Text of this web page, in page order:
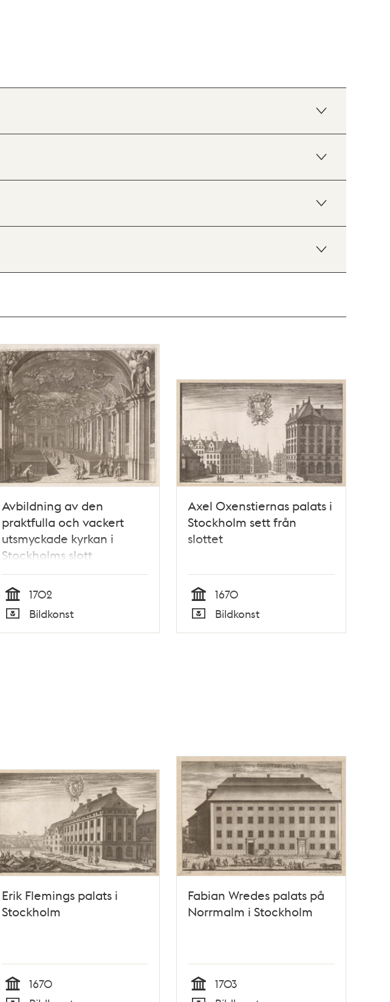
Avbildning av den
praktfulla och vackert
utsmyckade kyrkan i
Stockholms slott
Tid
1702
Typ
Bildkonst
Axel Oxenstiernas palats i
Stockholm sett från
slottet
Tid
1670
Typ
Bildkonst
Erik Flemings palats i
Stockholm
Tid
1670
Fabian Wredes palats på
Norrmalm i Stockholm
Tid
1703